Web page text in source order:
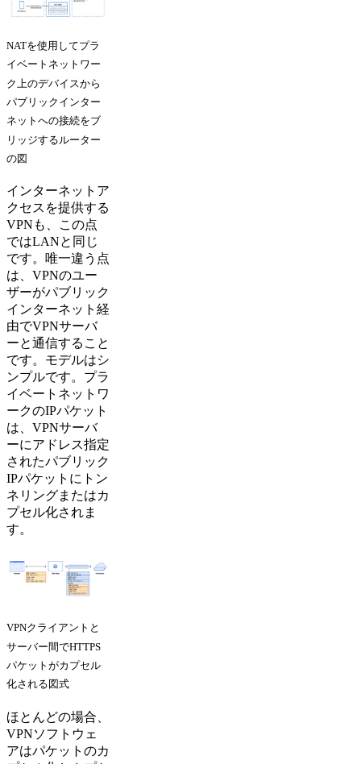
NATを使用してプラ
イベートネットワー
ク上のデバイスから
パブリックインター
ネットへの接続をブ
リッジするルーター
の図
インターネットア
クセスを提供する
VPNも、この点
ではLANと同じ
です。唯一違う点
は、VPNのユー
ザーがパブリック
インターネット経
由でVPNサーバ
ーと通信すること
です。モデルはシ
ンプルです。プラ
イベートネットワ
ークのIPパケット
は、VPNサーバ
ーにアドレス指定
されたパブリック
IPパケットにトン
ネリングまたはカ
プセル化されま
す。
VPNクライアントと
サーバー間でHTTPS
パケットがカプセル
化される図式
ほとんどの場合、
VPNソフトウェ
アはパケットのカ